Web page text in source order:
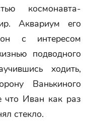
космонавта-
Аквариум его
с интересом
подводного
ходить,
Ванькиного
что Иван как раз
стекло.